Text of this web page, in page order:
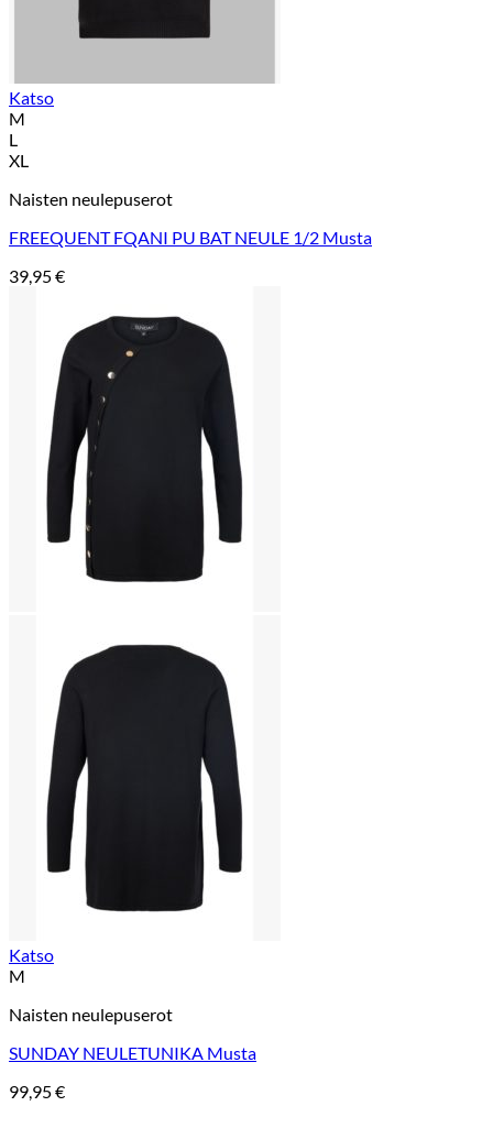
Katso
M
L
XL
Naisten neulepuserot
FREEQUENT FQANI PU BAT NEULE 1/2 Musta
39,95€
Katso
M
Naisten neulepuserot
SUNDAY NEULETUNIKA Musta
99,95€